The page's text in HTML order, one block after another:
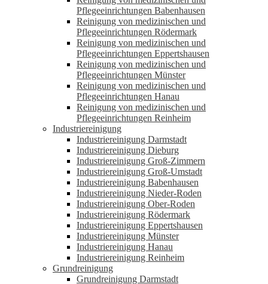
Pflegeeinrichtungen Babenhausen
Reinigung von medizinischen und
Pflegeeinrichtungen Rödermark
Reinigung von medizinischen und
Pflegeeinrichtungen Eppertshausen
Reinigung von medizinischen und
Pflegeeinrichtungen Münster
Reinigung von medizinischen und
Pflegeeinrichtungen Hanau
Reinigung von medizinischen und
Pflegeeinrichtungen Reinheim
Industriereinigung
Industriereinigung Darmstadt
Industriereinigung Dieburg
Industriereinigung Groß-Zimmern
Industriereinigung Groß-Umstadt
Industriereinigung Babenhausen
Industriereinigung Nieder-Roden
Industriereinigung Ober-Roden
Industriereinigung Rödermark
Industriereinigung Eppertshausen
Industriereinigung Münster
Industriereinigung Hanau
Industriereinigung Reinheim
Grundreinigung
Grundreinigung Darmstadt